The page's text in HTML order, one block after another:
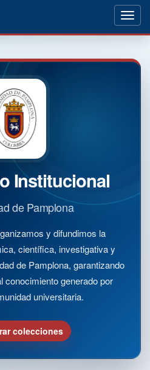
Institucional
de Pamplona
y difundimos la
científica, investigativa y
de Pamplona, garantizando
conocimiento generado por
universitaria.
colecciones